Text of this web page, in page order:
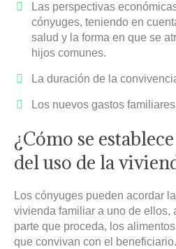
Las perspectivas
cónyuges, teniendo en
salud y la forma en que se
hijos comunes.
La duración de la
Los nuevos gastos
¿Cómo se
del uso de la
Los cónyuges pueden acordar
vivienda familiar a uno de ellos,
parte que proceda, los
que convivan con el